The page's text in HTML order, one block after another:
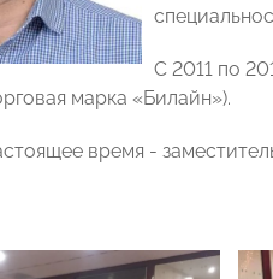
С 2011 по
марка «Билайн»).
время -